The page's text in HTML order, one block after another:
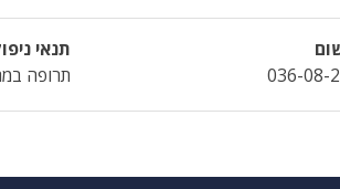
036-08-
תנאי
תרופה